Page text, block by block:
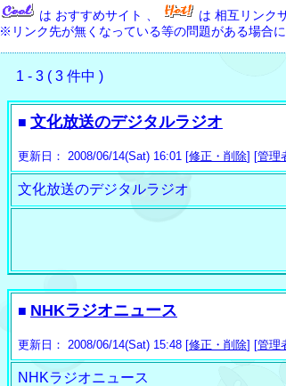
は おすすめサイト 、 は 相互リンク
※リンク先が無くなっている等の問題がある場合
1 - 3 ( 3 件中 )
■ 文化放送のデジタルラジオ
更新日： 2008/06/14(Sat) 16:01 [修正・削除] [管理
文化放送のデジタルラジオ
■ NHKラジオニュース
更新日： 2008/06/14(Sat) 15:48 [修正・削除] [管理
NHKラジオニュース